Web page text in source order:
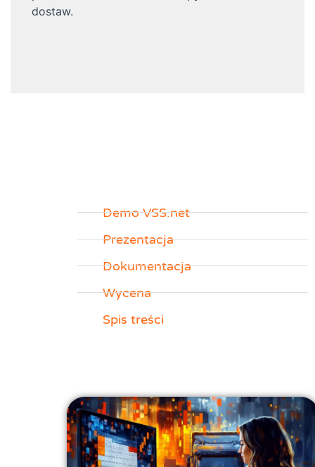
dostaw.
Demo VSS.net
Prezentacja
Dokumentacja
Wycena
Spis treści